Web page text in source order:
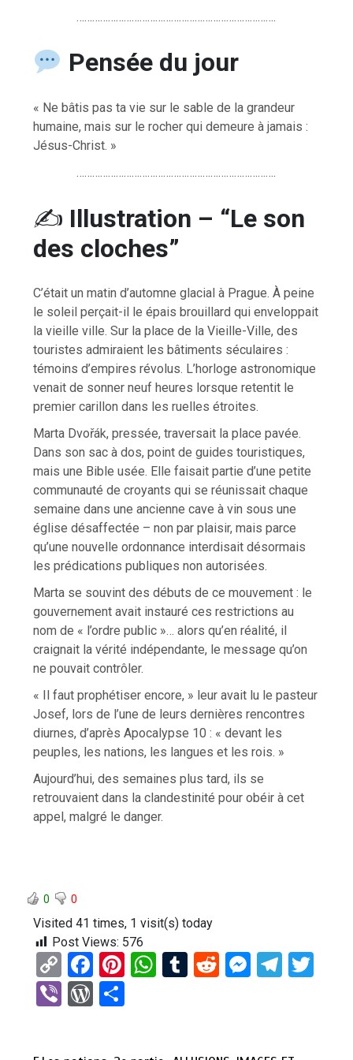
………………………………………………………………….
Pensée du jour
« Ne bâtis pas ta vie sur le sable de la grandeur
humaine, mais sur le rocher qui demeure à jamais :
Jésus-Christ. »
………………………………………………………………….
✍️ Illustration – “Le son
des cloches”
C’était un matin d’automne glacial à Prague. À peine
le soleil perçait-il le épais brouillard qui enveloppait
la vieille ville. Sur la place de la Vieille-Ville, des
touristes admiraient les bâtiments séculaires :
témoins d’empires révolus. L’horloge astronomique
venait de sonner neuf heures lorsque retentit le
premier carillon dans les ruelles étroites.
Marta Dvořák, pressée, traversait la place pavée.
Dans son sac à dos, point de guides touristiques,
mais une Bible usée. Elle faisait partie d’une petite
communauté de croyants qui se réunissait chaque
semaine dans une ancienne cave à vin sous une
église désaffectée – non par plaisir, mais parce
qu’une nouvelle ordonnance interdisait désormais
les prédications publiques non autorisées.
Marta se souvint des débuts de ce mouvement : le
gouvernement avait instauré ces restrictions au
nom de « l’ordre public »… alors qu’en réalité, il
craignait la vérité indépendante, le message qu’on
ne pouvait contrôler.
« Il faut prophétiser encore, » leur avait lu le pasteur
Josef, lors de l’une de leurs dernières rencontres
diurnes, d’après Apocalypse 10 : « devant les
peuples, les nations, les langues et les rois. »
Aujourd’hui, des semaines plus tard, ils se
retrouvaient dans la clandestinité pour obéir à cet
appel, malgré le danger.
0 0
Visited 41 times, 1 visit(s) today
Post Views: 576
C
o
py
F
a
ce
Pi W T
R
M T
Vi W